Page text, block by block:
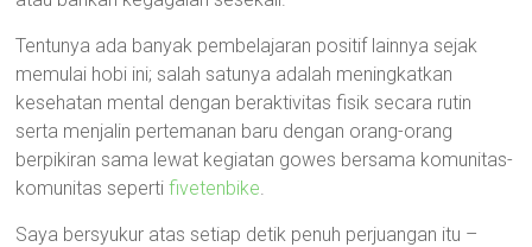
Tentunya ada banyak pembelajaran positif lainnya sejak
memulai hobi ini; salah satunya adalah meningkatkan
kesehatan mental dengan beraktivitas fisik secara rutin
serta menjalin pertemanan baru dengan orang-orang
berpikiran sama lewat kegiatan gowes bersama komunitas-
komunitas sepertifivetenbike.
Saya bersyukur atas setiap detik penuh perjuangan itu –